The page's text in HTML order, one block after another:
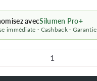
€
avecSilumen Pro+
immédiate · Cashback ·